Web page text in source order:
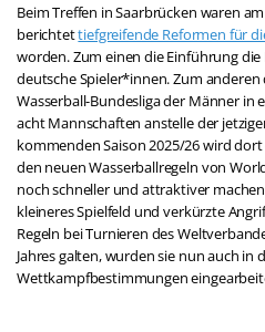
Beim Treffen in Saarbrücken waren
berichtettiefgreifende Reformen für
worden. Zum einen die Einführung
deutsche Spieler*innen. Zum
Wasserball-Bundesliga der Männer in
acht Mannschaften anstelle der
kommenden Saison 2025/26 wird
den neuen Wasserballregeln von
noch schneller und attraktiver
kleineres Spielfeld und verkürzte
Regeln bei Turnieren des
Jahres galten, wurden sie nun auch in
Wettkampfbestimmungen